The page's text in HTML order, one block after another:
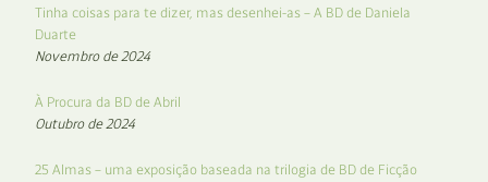
Tinha coisas para te dizer, mas desenhei-as – A BD de Daniela
Duarte
Novembro de 2024
À Procura da BD de Abril
Outubro de 2024
25 Almas – uma exposição baseada na trilogia de BD de Ficção